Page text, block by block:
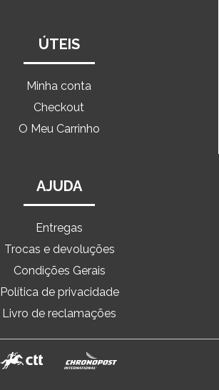
ÚTEIS
Minha conta
Checkout
O Meu Carrinho
AJUDA
Entregas
Trocas e devoluções
Condições Gerais
Política de privacidade
Livro de reclamações